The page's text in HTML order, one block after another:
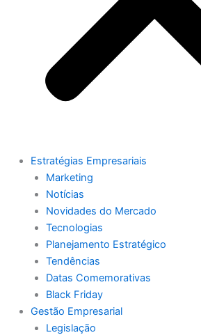
Estratégias Empresariais
Marketing
Notícias
Novidades do Mercado
Tecnologias
Planejamento Estratégico
Tendências
Datas Comemorativas
Black Friday
Gestão Empresarial
Legislação